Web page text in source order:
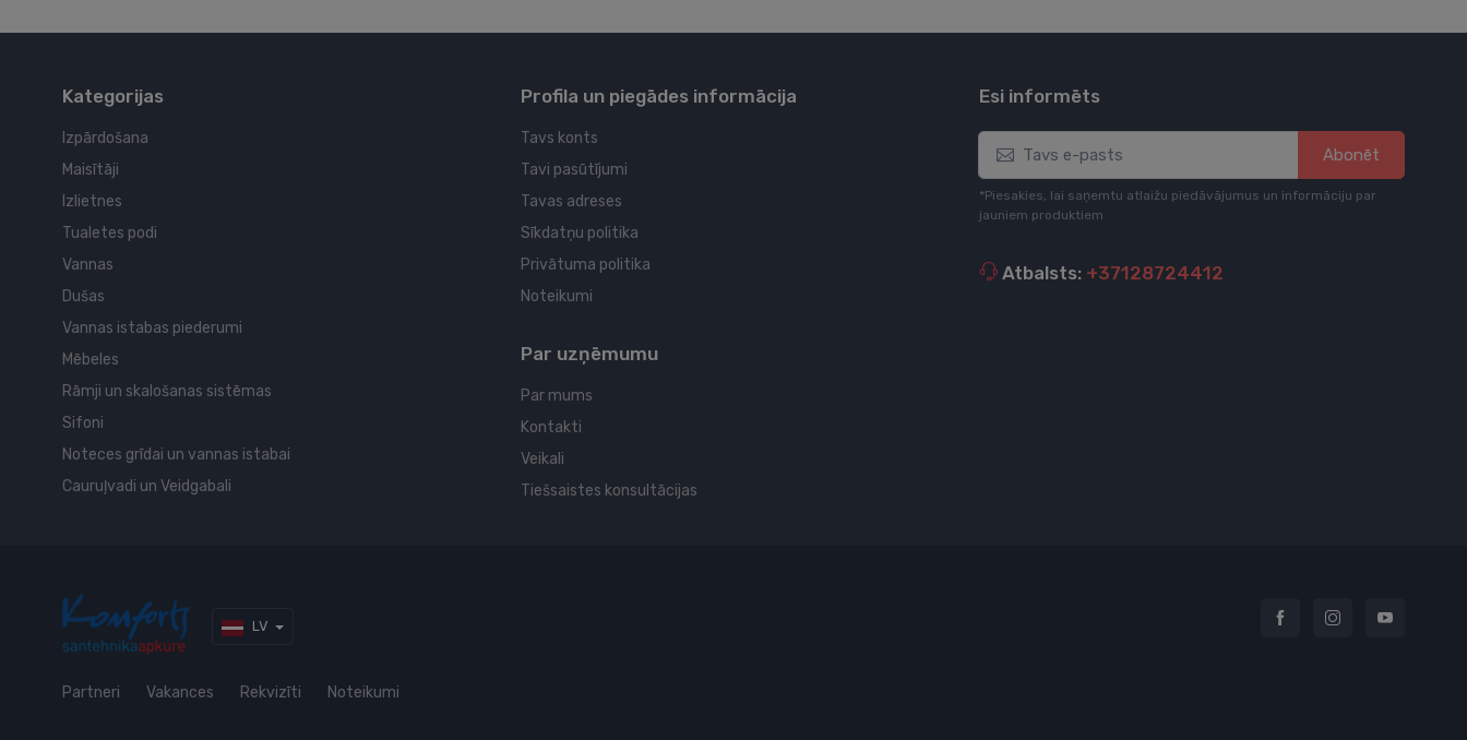
Kategorijas
Izpārdošana
Maisītāji
Izlietnes
Tualetes podi
Vannas
Dušas
Vannas istabas piederumi
Mēbeles
Rāmji un skalošanas sistēmas
Sifoni
Noteces grīdai un vannas istabai
Cauruļvadi un Veidgabali
Profila un piegādes informācija
Tavs konts
Tavi pasūtījumi
Tavas adreses
Sīkdatņu politika
Privātuma politika
Noteikumi
Par uzņēmumu
Par mums
Kontakti
Veikali
Tiešsaistes konsultācijas
Esi informēts
Abonēt
*Piesakies, lai saņemtu atlaižu piedāvājumus un informāciju par
jauniem produktiem
Atbalsts: +37128724412
LV
Partneri Vakances Rekvizīti Noteikumi